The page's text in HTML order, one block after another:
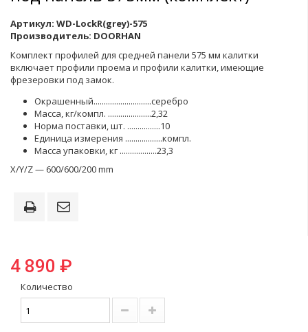
Артикул: WD-LockR(grey)-575
Производитель: DOORHAN
Комплект профилей для средней панели 575 мм калитки
включает профили проема и профили калитки, имеющие
фрезеровки под замок.
Окрашенный............................серебро
Масса, кг/компл. .....................2,32
Норма поставки, шт. ................10
Единица измерения ..................компл.
Масса упаковки, кг ..................23,3
X/Y/Z — 600/600/200 mm
4 890 ₽
Количество